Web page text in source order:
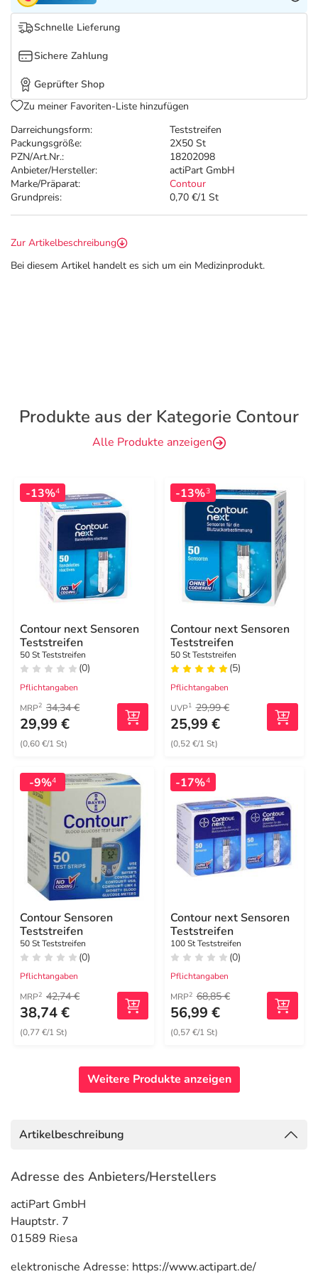
Vitamine & Mineralstoffe
Marken
Darreichungsform:
Teststreifen
Packungsgröße:
2X50 St
PZN/Art.Nr.:
18202098
Anbieter/Hersteller:
actiPart GmbH
Marke/Präparat:
Contour
Grundpreis:
0,70 €/1 St
Schnelle Lieferung
Sichere Zahlung
Geprüfter Shop
Zu meiner Favoriten-Liste hinzufügen
Zur Artikelbeschreibung
Bei diesem Artikel handelt es sich um ein Medizinprodukt.
Produkte aus der Kategorie Contour
Alle Produkte anzeigen
-13%4
Contour next Sensoren
Teststreifen
50 St Teststreifen
(0)
Pflichtangaben
MRP2 34,34 €
29,99 €
(0,60 €/1 St)
-13%3
Contour next Sensoren
Teststreifen
50 St Teststreifen
(5)
Pflichtangaben
UVP1 29,99 €
25,99 €
(0,52 €/1 St)
-9%4
Contour Sensoren
Teststreifen
50 St Teststreifen
(0)
Pflichtangaben
MRP2 42,74 €
38,74 €
(0,77 €/1 St)
-17%4
Contour next Sensoren
Teststreifen
100 St Teststreifen
(0)
Pflichtangaben
MRP2 68,85 €
56,99 €
(0,57 €/1 St)
Weitere Produkte anzeigen
Artikelbeschreibung
Adresse des Anbieters/Herstellers
actiPart GmbH
Hauptstr. 7
01589 Riesa
elektronische Adresse: https://www.actipart.de/